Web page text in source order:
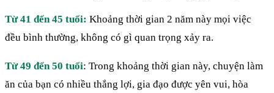
Từ 41 đến 45 tuổi: Khoảng thời gian 2 năm này mọi việc
đều bình thường, không có gì quan trọng xảy ra.
Từ 49 đến 50 tuổi: Trong khoảng thời gian này, chuyện làm
ăn của bạn có nhiều thắng lợi, gia đạo được yên vui, hòa